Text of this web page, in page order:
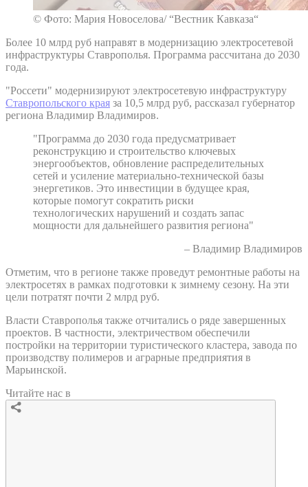
© Фото: Мария Новоселова/ “Вестник Кавказа“
Более 10 млрд руб направят в модернизацию электросетевой
инфраструктуры Ставрополья. Программа рассчитана до 2030
года.
"Россети" модернизируют электросетевую инфраструктуру
Ставропольского края за 10,5 млрд руб, рассказал губернатор
региона Владимир Владимиров.
"Программа до 2030 года предусматривает
реконструкцию и строительство ключевых
энергообъектов, обновление распределительных
сетей и усиление материально-технической базы
энергетиков. Это инвестиции в будущее края,
которые помогут сократить риски
технологических нарушений и создать запас
мощности для дальнейшего развития региона"
– Владимир Владимиров
Отметим, что в регионе также проведут ремонтные работы на
электросетях в рамках подготовки к зимнему сезону. На эти
цели потратят почти 2 млрд руб.
Власти Ставрополья также отчитались о ряде завершенных
проектов. В частности, электричеством обеспечили
постройки на территории туристического кластера, завода по
производству полимеров и аграрные предприятия в
Марьинской.
Читайте нас в